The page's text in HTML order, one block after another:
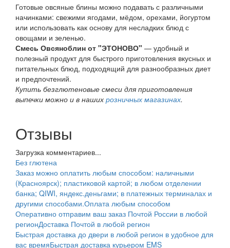
Готовые овсяные блины можно подавать с различными
начинками: свежими ягодами, мёдом, орехами, йогуртом
или использовать как основу для несладких блюд с
овощами и зеленью.
Смесь Овсяноблин от "ЭТОНОВО" — удобный и
полезный продукт для быстрого приготовления вкусных и
питательных блюд, подходящий для разнообразных диет
и предпочтений.
Купить безглютеновые смеси для приготовления
выпечки можно и в наших розничных магазинах.
Отзывы
Загрузка комментариев...
Без глютена
Заказ можно оплатить любым способом: наличными
(Красноярск); пластиковой картой; в любом отделении
банка; QIWI, яндекс.деньгами; в платежных терминалах и
другими способами.Оплата любым способом
Оперативно отправим ваш заказ Почтой России в любой
регионДоставка Почтой в любой регион
Быстрая доставка до двери в любой регион в удобное для
вас времяБыстрая доставка курьером EMS